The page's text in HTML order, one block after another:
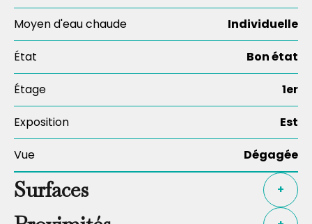
Moyen d'eau chaude Individuelle
État Bon état
Étage 1er
Exposition Est
Vue Dégagée
Surfaces +